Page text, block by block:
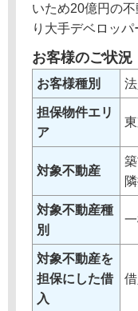
いため20億円の
り大手デベロッパ
お客様のご状況
お客様種別 法
担保物件エリ
ア
対象不動産
対象不動産種
別
対象不動産を
担保にした借
入